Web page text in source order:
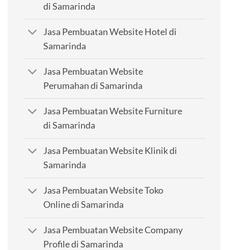
di Samarinda
Jasa Pembuatan Website Hotel di
Samarinda
Jasa Pembuatan Website
Perumahan di Samarinda
Jasa Pembuatan Website Furniture
di Samarinda
Jasa Pembuatan Website Klinik di
Samarinda
Jasa Pembuatan Website Toko
Online di Samarinda
Jasa Pembuatan Website Company
Profile di Samarinda